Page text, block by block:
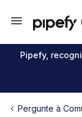
Pipefy,
Pergunte à